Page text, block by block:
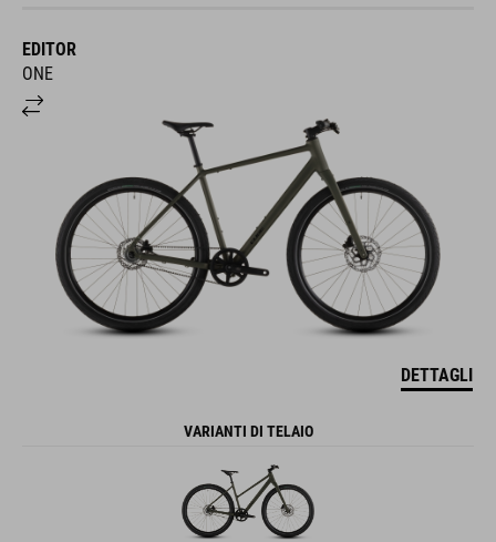
EDITOR
ONE
DETTAGLI
VARIANTI DI TELAIO